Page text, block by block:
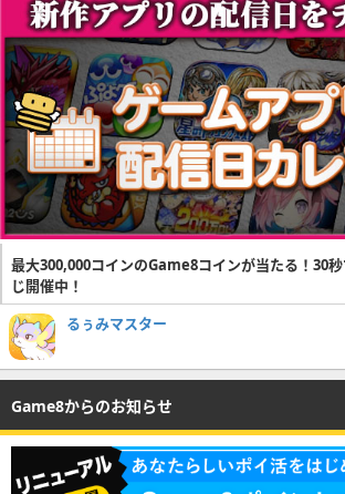
最大300,000コインのGame8コインが当たる！30
じ開催中！
るぅみマスター
Game8からのお知らせ